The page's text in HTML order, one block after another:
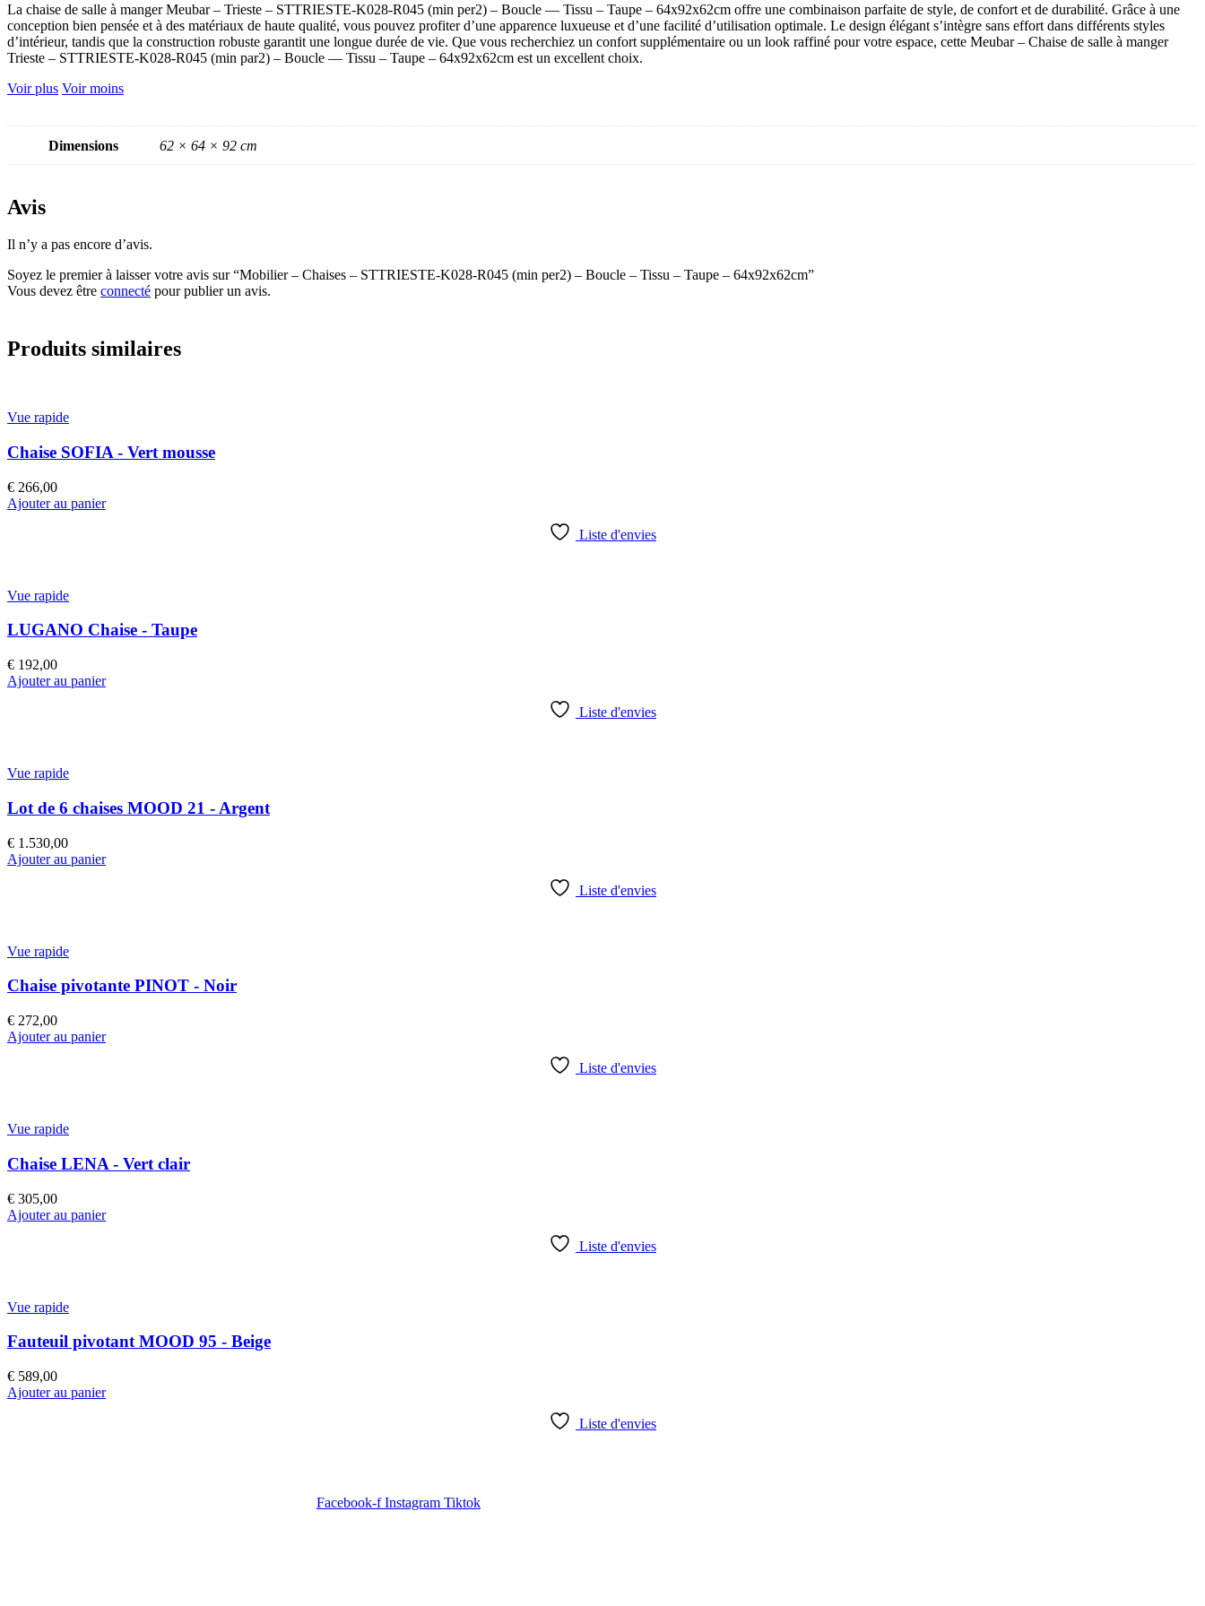
Tissu
-
La chaise de salle à manger Meubar – Trieste – STTRIESTE-K028-R045 (min per2) – Boucle — Tissu – Taupe – 64x92x62cm offre une combinaison parfaite de style, de confort et de durabilité. Grâce à une
conception bien pensée et à des matériaux de haute qualité, vous pouvez profiter d’une apparence luxueuse et d’une facilité d’utilisation optimale. Le design élégant s’intègre sans effort dans différents styles
d’intérieur, tandis que la construction robuste garantit une longue durée de vie. Que vous recherchiez un confort supplémentaire ou un look raffiné pour votre espace, cette Meubar – Chaise de salle à manger
Trieste – STTRIESTE-K028-R045 (min par2) – Boucle — Tissu – Taupe – 64x92x62cm est un excellent choix.
Voir plus Voir moins
Dimensions 62 × 64 × 92 cm
Avis
Il n’y a pas encore d’avis.
Soyez le premier à laisser votre avis sur “Mobilier – Chaises – STTRIESTE-K028-R045 (min per2) – Boucle – Tissu – Taupe – 64x92x62cm”
Vous devez être connecté pour publier un avis.
Produits similaires
Vue rapide
Chaise SOFIA - Vert mousse
€ 266,00
Ajouter au panier
Liste d'envies
Vue rapide
LUGANO Chaise - Taupe
€ 192,00
Ajouter au panier
Liste d'envies
Vue rapide
Lot de 6 chaises MOOD 21 - Argent
€ 1.530,00
Ajouter au panier
Liste d'envies
Vue rapide
Chaise pivotante PINOT - Noir
€ 272,00
Ajouter au panier
Liste d'envies
Vue rapide
Chaise LENA - Vert clair
€ 305,00
Ajouter au panier
Liste d'envies
Vue rapide
Fauteuil pivotant MOOD 95 - Beige
€ 589,00
Ajouter au panier
Liste d'envies
Facebook-f Instagram Tiktok